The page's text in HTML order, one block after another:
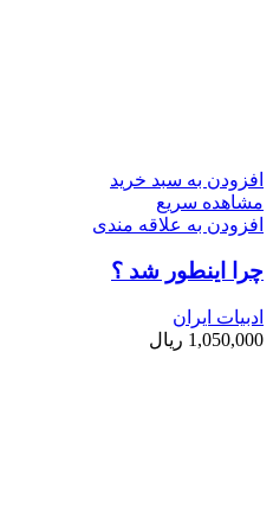
افزودن به سبد خرید
مشاهده سریع
افزودن به علاقه مندی
چرا اینطور شد ؟
ادبیات ایران
1,050,000 ریال